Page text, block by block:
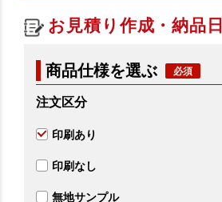
お見積り作成・納品
商品仕様を選ぶ
注文区分
印刷あり
印刷なし
無地サンプル